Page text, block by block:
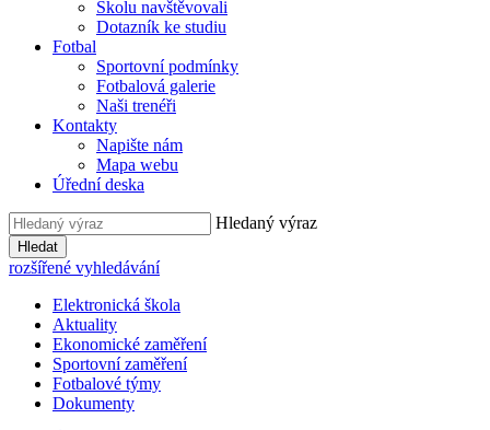
Školu navštěvovali
Dotazník ke studiu
Fotbal
Sportovní podmínky
Fotbalová galerie
Naši trenéři
Kontakty
Napište nám
Mapa webu
Úřední deska
Hledaný výraz
Hledat
rozšířené vyhledávání
Elektronická škola
Aktuality
Ekonomické zaměření
Sportovní zaměření
Fotbalové týmy
Dokumenty